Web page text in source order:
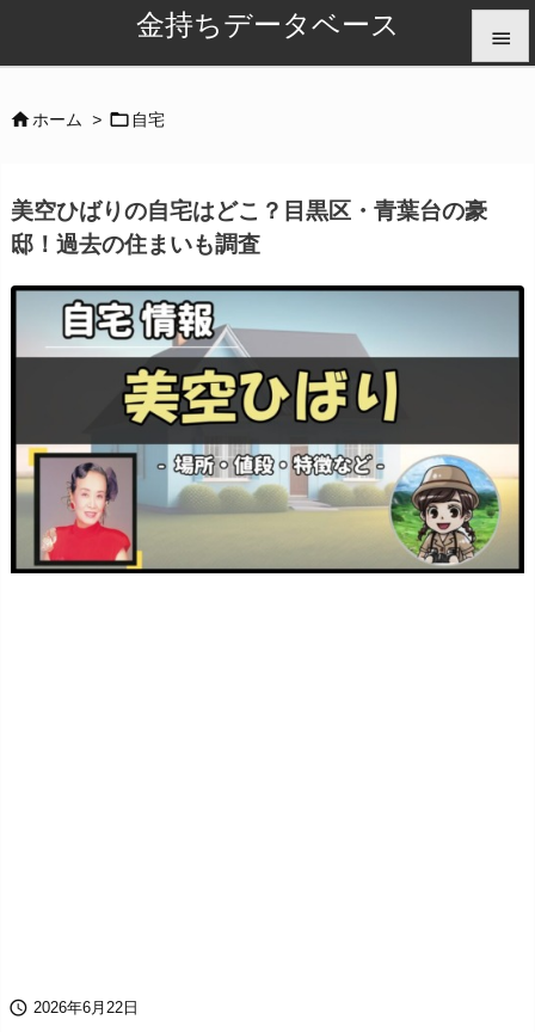
金持ちデータベース 


ホーム >  自宅
美空ひばりの自宅はどこ？目黒区・青葉台の豪
邸！過去の住まいも調査
 2026年6月22日